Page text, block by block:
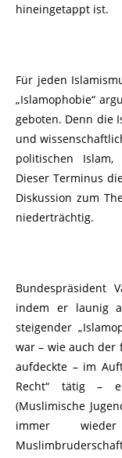
hineingetappt ist.
Für jeden
„Islamophobie“
geboten. Denn die
und
politischen
Dieser Terminus
Diskussion zum
niederträchtig.
Bundespräsident
indem er launig
steigender
war – wie auch der
aufdeckte – im
Recht“ tätig –
(Muslimische
immer